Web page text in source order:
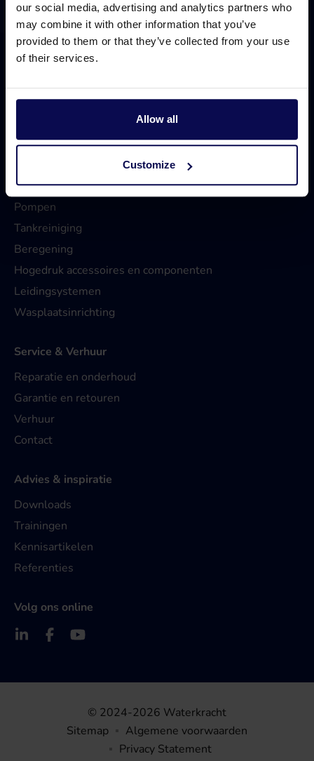
our social media, advertising and analytics partners who
may combine it with other information that you’ve
provided to them or that they’ve collected from your use
of their services.
Allow all
Customize
Bel 0315 258 181
Bereikbaar tot 17.00 uur
Stuur een e-mail
Bezoek ons
Markenweg 1, 7051 HS Varsseveld
Hogedrukreinigers
Pompen
Tankreiniging
Beregening
Hogedruk accessoires en componenten
Leidingsystemen
Wasplaatsinrichting
Service & Verhuur
Reparatie en onderhoud
Garantie en retouren
Verhuur
Contact
Advies & inspiratie
Downloads
Trainingen
Kennisartikelen
Referenties
Volg ons online
© 2024-2026 Waterkracht
Sitemap
Algemene voorwaarden
Privacy Statement